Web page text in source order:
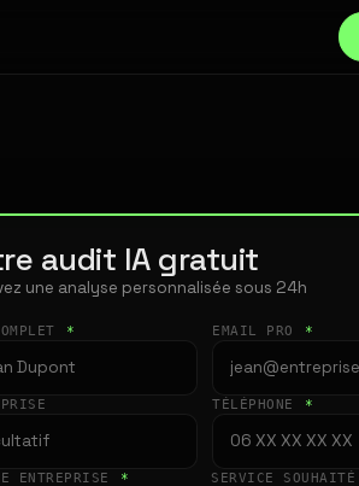
audit IA gratuit
une analyse personnalisée sous 24h
* EMAIL PRO *
TÉLÉPHONE *
ENTREPRISE * SERVICE SOUHAITÉ